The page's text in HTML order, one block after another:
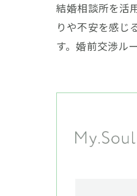
結婚相談所を活
りや不安を感じ
す。婚前交渉ル